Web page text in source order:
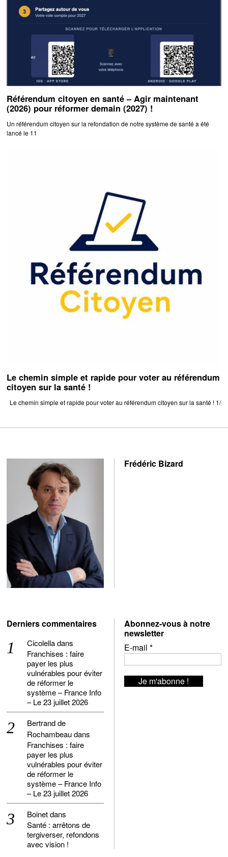
Référendum citoyen en santé – Agir maintenant
(2026) pour réformer demain (2027) !
Un référendum citoyen sur la refondation de notre système de santé a été
lancé le 11
Le chemin simple et rapide pour voter au référendum
citoyen sur la santé !
Le chemin simple et rapide pour voter au référendum citoyen sur la santé ! 1/
Frédéric Bizard
Derniers commentaires
Cicolelladans
Franchises : faire
payer les plus
vulnérables pour éviter
de réformer le
système – France Info
– Le 23 juillet 2026
Bertrand de
Rochambeaudans
Franchises : faire
payer les plus
vulnérables pour éviter
de réformer le
système – France Info
– Le 23 juillet 2026
Boinetdans
Santé : arrêtons de
tergiverser, refondons
avec vision !
Abonnez-vous à notre
newsletter
E-mail *